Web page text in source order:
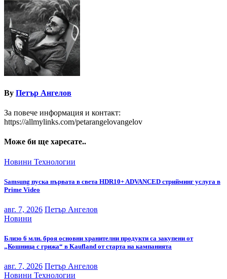
By Петър Ангелов
За повече информация и контакт:
https://allmylinks.com/petarangelovangelov
Може би ще харесате..
Новини Технологии
Samsung пуска първата в света HDR10+ ADVANCED стрийминг услуга в
Prime Video
авг. 7, 2026 Петър Ангелов
Новини
Близо 6 млн. броя основни хранителни продукти са закупени от
„Кошница с грижа“ в Kaufland от старта на кампанията
авг. 7, 2026 Петър Ангелов
Новини Технологии